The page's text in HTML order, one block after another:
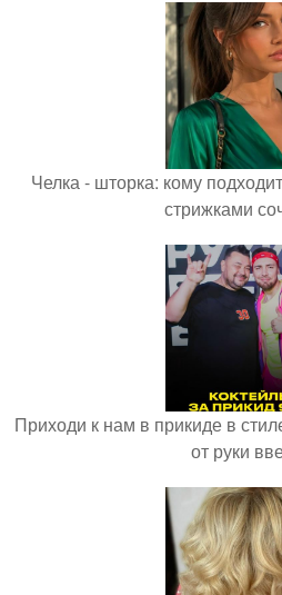
Челка - шторка: кому
стрижками
Приходи к нам в прикиде в
от руки